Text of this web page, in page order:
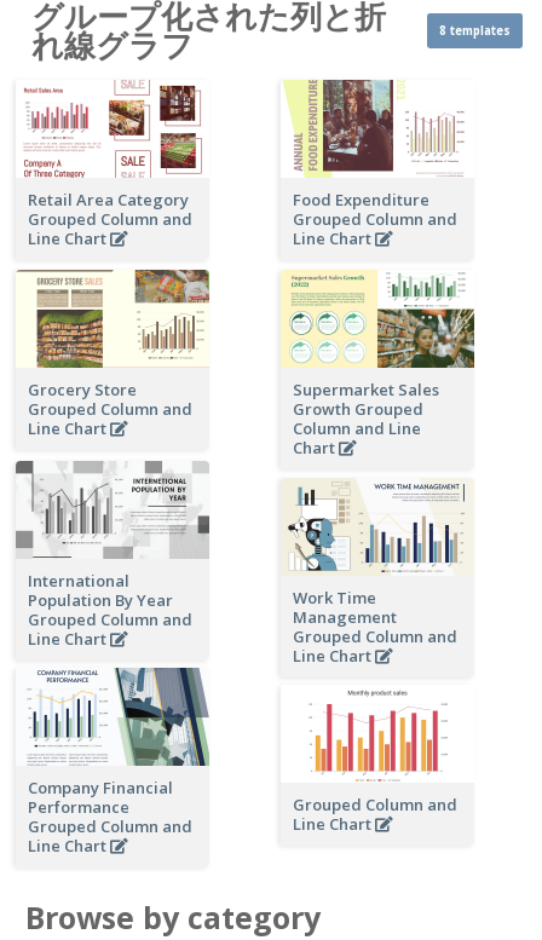
グループ化された列と折
れ線グラフ 8 templates
Retail Area Category
Grouped Column and
Line Chart
Food Expenditure
Grouped Column and
Line Chart
Grocery Store
Grouped Column and
Line Chart
Supermarket Sales
Growth Grouped
Column and Line
Chart
International
Population By Year
Grouped Column and
Line Chart
Work Time
Management
Grouped Column and
Line Chart
Company Financial
Performance
Grouped Column and
Line Chart
Grouped Column and
Line Chart
Browse by category